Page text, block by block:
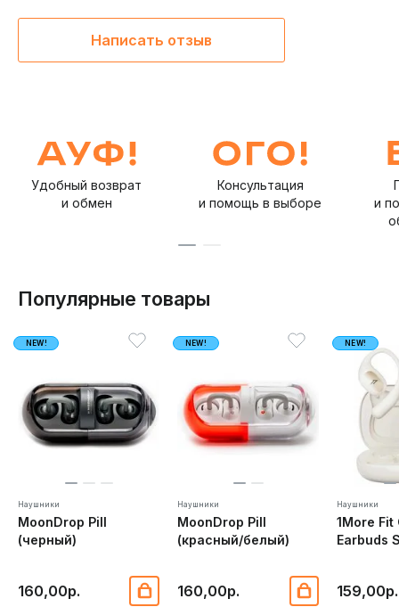
Написать отзыв
Удобный возврат
и обмен
Консультация
и помощь в выборе
и
Популярные товары
NEW!
Наушники
MoonDrop Pill
(черный)
160,00р.
NEW!
Наушники
MoonDrop Pill
(красный/белый)
160,00р.
NEW!
Наушники
1More Fit
Earbuds
159,00р.